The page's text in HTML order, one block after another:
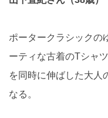
ポータークラシックの
ーティな古着のTシャ
を同時に伸ばした大人
なる。